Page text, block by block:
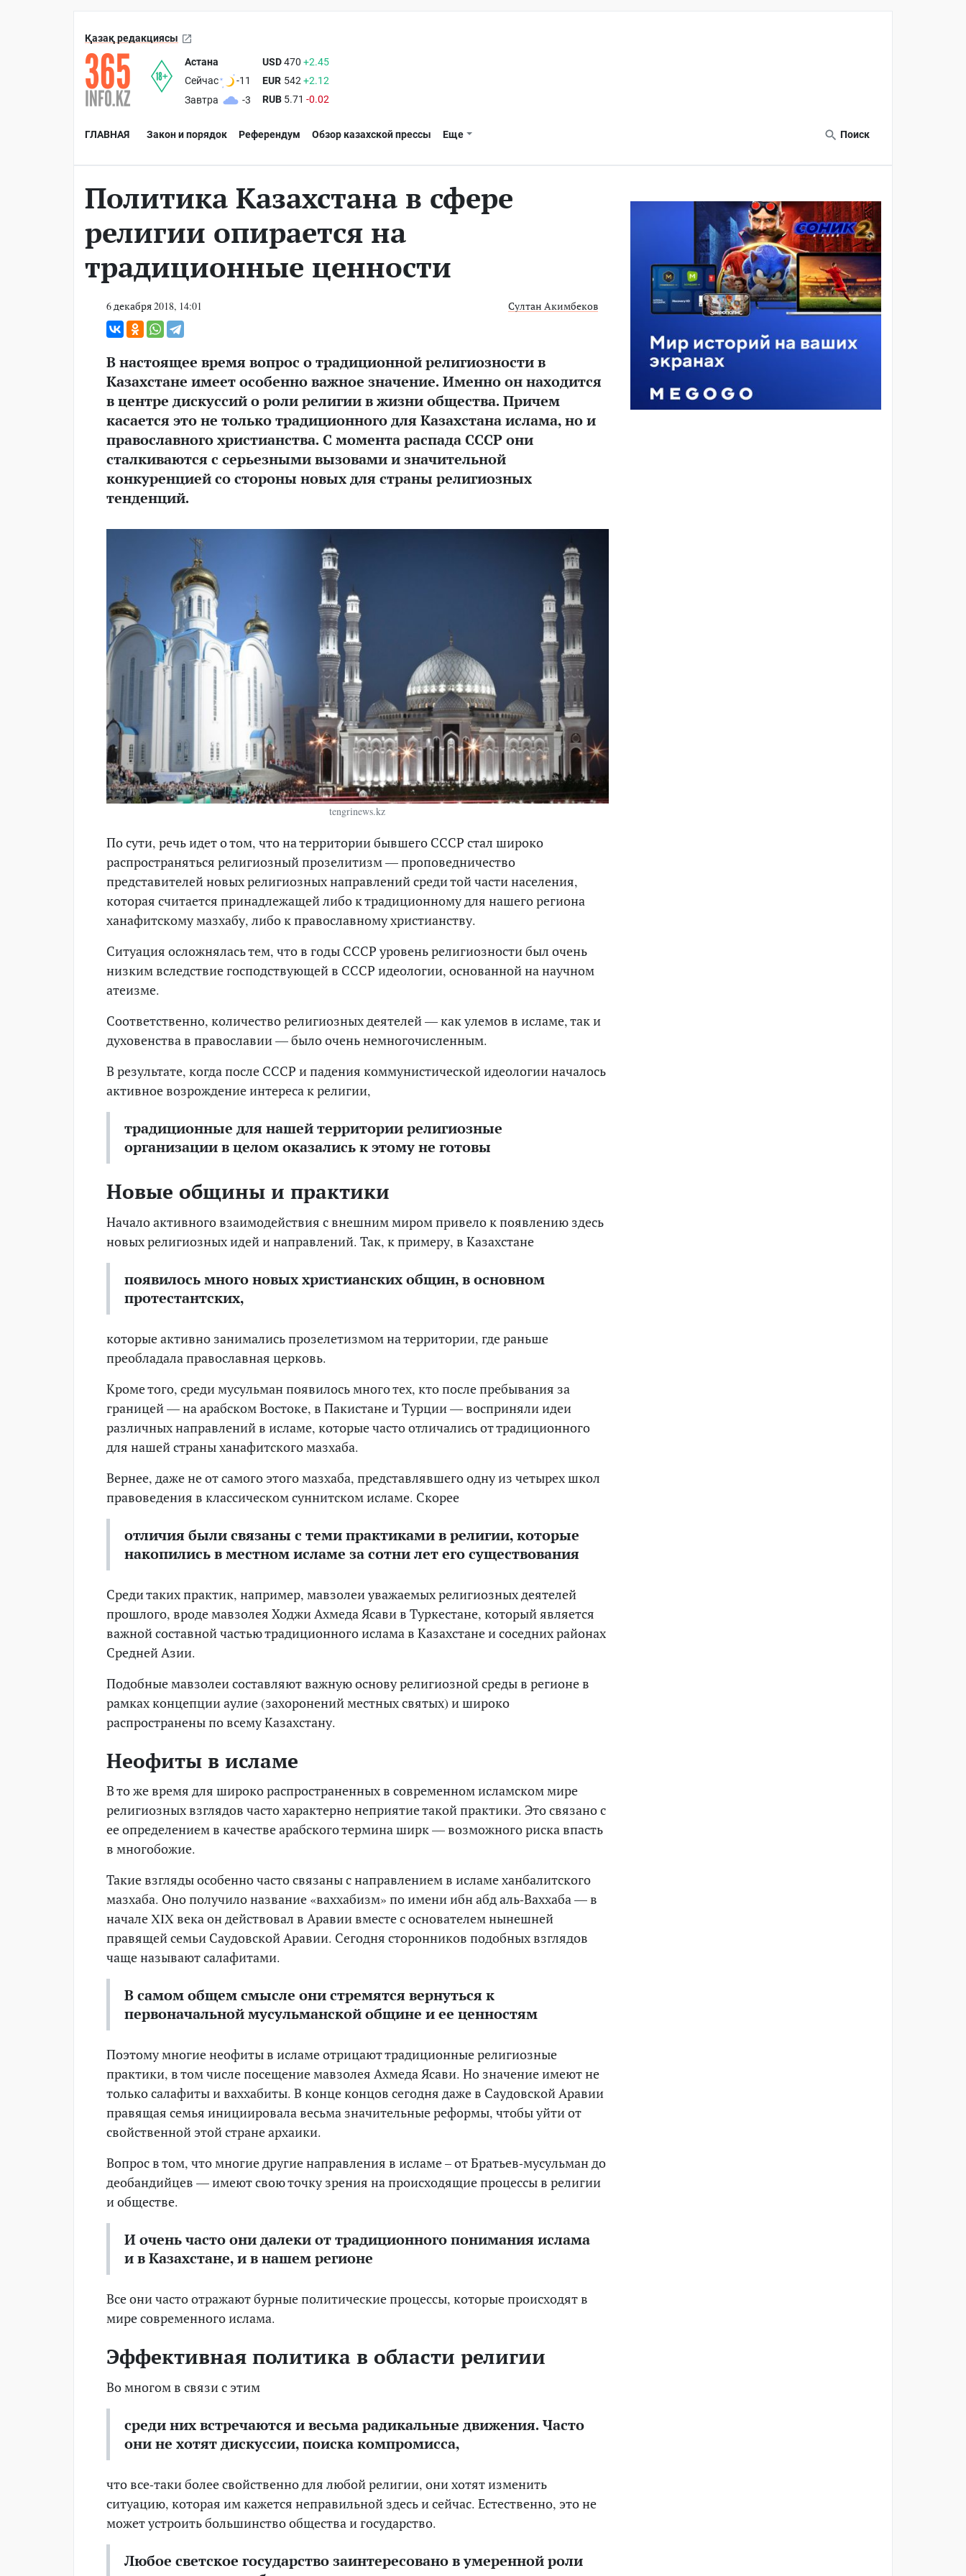
Қазақ редакциясы
Астана
Сейчас
-11
Завтра
-3
USD470 +2.45
EUR 542 +2.12
RUB 5.71 -0.02
ГЛАВНАЯ Закон и порядок Референдум Обзор казахской прессы Еще Поиск
Политика Казахстана в сфере
религии опирается на
традиционные ценности
6 декабря 2018, 14:01 Султан Акимбеков
В настоящее время вопрос о традиционной религиозности в
Казахстане имеет особенно важное значение. Именно он находится
в центре дискуссий о роли религии в жизни общества. Причем
касается это не только традиционного для Казахстана ислама, но и
православного христианства. С момента распада СССР они
сталкиваются с серьезными вызовами и значительной
конкуренцией со стороны новых для страны религиозных
тенденций.
tengrinews.kz
По сути, речь идет о том, что на территории бывшего СССР стал широко
распространяться религиозный прозелитизм — проповедничество
представителей новых религиозных направлений среди той части населения,
которая считается принадлежащей либо к традиционному для нашего региона
ханафитскому мазхабу, либо к православному христианству.
Ситуация осложнялась тем, что в годы СССР уровень религиозности был очень
низким вследствие господствующей в СССР идеологии, основанной на научном
атеизме.
Соответственно, количество религиозных деятелей — как улемов в исламе, так и
духовенства в православии — было очень немногочисленным.
В результате, когда после СССР и падения коммунистической идеологии началось
активное возрождение интереса к религии,
традиционные для нашей территории религиозные
организации в целом оказались к этому не готовы
Новые общины и практики
Начало активного взаимодействия с внешним миром привело к появлению здесь
новых религиозных идей и направлений. Так, к примеру, в Казахстане
появилось много новых христианских общин, в основном
протестантских,
которые активно занимались прозелетизмом на территории, где раньше
преобладала православная церковь.
Кроме того, среди мусульман появилось много тех, кто после пребывания за
границей — на арабском Востоке, в Пакистане и Турции — восприняли идеи
различных направлений в исламе, которые часто отличались от традиционного
для нашей страны ханафитского мазхаба.
Вернее, даже не от самого этого мазхаба, представлявшего одну из четырех школ
правоведения в классическом суннитском исламе. Скорее
отличия были связаны с теми практиками в религии, которые
накопились в местном исламе за сотни лет его существования
Среди таких практик, например, мавзолеи уважаемых религиозных деятелей
прошлого, вроде мавзолея Ходжи Ахмеда Ясави в Туркестане, который является
важной составной частью традиционного ислама в Казахстане и соседних районах
Средней Азии.
Подобные мавзолеи составляют важную основу религиозной среды в регионе в
рамках концепции аулие (захоронений местных святых) и широко
распространены по всему Казахстану.
Неофиты в исламе
В то же время для широко распространенных в современном исламском мире
религиозных взглядов часто характерно неприятие такой практики. Это связано с
ее определением в качестве арабского термина ширк — возможного риска впасть
в многобожие.
Такие взгляды особенно часто связаны с направлением в исламе ханбалитского
мазхаба. Оно получило название «ваххабизм» по имени ибн абд аль-Ваххаба — в
начале XIX века он действовал в Аравии вместе с основателем нынешней
правящей семьи Саудовской Аравии. Сегодня сторонников подобных взглядов
чаще называют салафитами.
В самом общем смысле они стремятся вернуться к
первоначальной мусульманской общине и ее ценностям
Поэтому многие неофиты в исламе отрицают традиционные религиозные
практики, в том числе посещение мавзолея Ахмеда Ясави. Но значение имеют не
только салафиты и ваххабиты. В конце концов сегодня даже в Саудовской Аравии
правящая семья инициировала весьма значительные реформы, чтобы уйти от
свойственной этой стране архаики.
Вопрос в том, что многие другие направления в исламе – от Братьев-мусульман до
деобандийцев — имеют свою точку зрения на происходящие процессы в религии
и обществе.
И очень часто они далеки от традиционного понимания ислама
и в Казахстане, и в нашем регионе
Все они часто отражают бурные политические процессы, которые происходят в
мире современного ислама.
Эффективная политика в области религии
Во многом в связи с этим
среди них встречаются и весьма радикальные движения. Часто
они не хотят дискуссии, поиска компромисса,
что все-таки более свойственно для любой религии, они хотят изменить
ситуацию, которая им кажется неправильной здесь и сейчас. Естественно, это не
может устроить большинство общества и государство.
Любое светское государство заинтересовано в умеренной роли